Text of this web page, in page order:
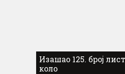
Изашао 125. број
коло